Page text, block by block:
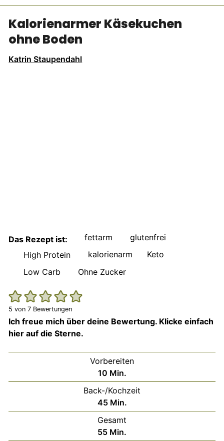
Kalorienarmer Käsekuchen
ohne Boden
Katrin Staupendahl
Das Rezept ist: fettarm
glutenfrei
High Protein
kalorienarm
Keto
Low Carb
Ohne Zucker
5 von7 Bewertungen
Ich freue mich über deine Bewertung. Klicke einfach
hier auf die Sterne.
Vorbereiten
10Minuten
Min.
Back-/Kochzeit
45Minuten
Min.
Gesamt
55Minuten
Min.